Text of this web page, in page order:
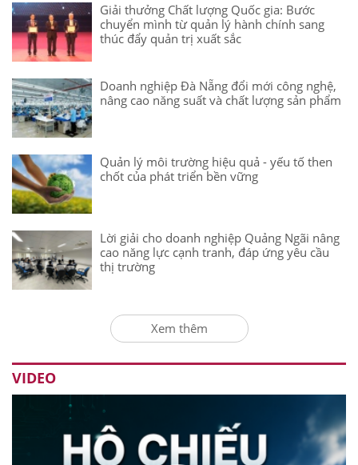
Giải thưởng Chất lượng Quốc gia: Bước
chuyển mình từ quản lý hành chính sang
thúc đẩy quản trị xuất sắc
Doanh nghiệp Đà Nẵng đổi mới công nghệ,
nâng cao năng suất và chất lượng sản phẩm
Quản lý môi trường hiệu quả - yếu tố then
chốt của phát triển bền vững
Lời giải cho doanh nghiệp Quảng Ngãi nâng
cao năng lực cạnh tranh, đáp ứng yêu cầu
thị trường
Xem thêm
VIDEO